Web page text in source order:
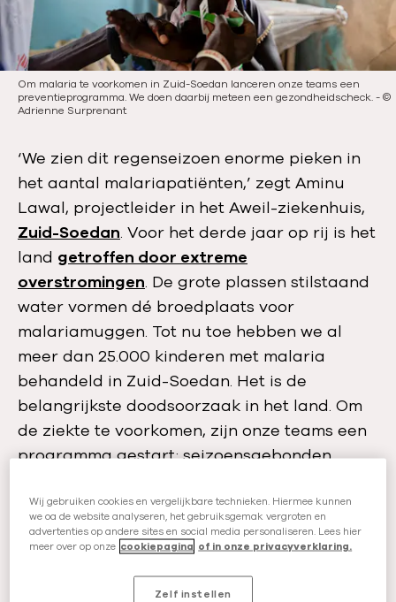
a
t
u
:
Om malaria te voorkomen in Zuid-Soedan lanceren onze teams een
preventieprogramma. We doen daarbij meteen een gezondheidscheck.-©
Adrienne Surprenant
‘We zien dit regenseizoen enorme pieken in
het aantal malariapatiënten,’ zegt Aminu
Lawal, projectleider in het Aweil-ziekenhuis,
Zuid-Soedan. Voor het derde jaar op rij is het
land getroffen door extreme
overstromingen. De grote plassen stilstaand
water vormen dé broedplaats voor
malariamuggen. Tot nu toe hebben we al
meer dan 25.000 kinderen met malaria
behandeld in Zuid-Soedan. Het is de
belangrijkste doodsoorzaak in het land. Om
de ziekte te voorkomen, zijn onze teams een
programma gestart: seizoensgebonden
aanpak.
Malaria in Zuid-Soedan
Wij gebruiken cookies en vergelijkbare technieken. Hiermee kunnen
we oa de website analyseren, het gebruiksgemak vergroten en
advertenties op andere sites en social media personaliseren. Lees hier
meer over op onze cookiepagina of in onze privacyverklaring.
Zelf instellen